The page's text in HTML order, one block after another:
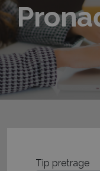
Tip pretrage